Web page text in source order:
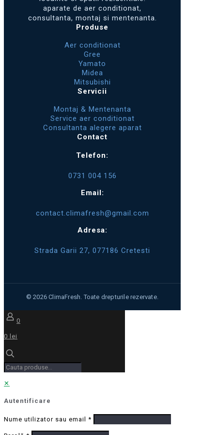
aparate de aer conditionat,
consultanta, montaj si mentenanta.
Produse
Aer conditionat
Gree
Yamato
Midea
Mitsubishi
Servicii
Montaj & Mentenanta
Service aer conditionat
Consultanta alegere aparat
Contact
Telefon:
0731 004 156
Email:
contact.climafresh@gmail.com
Adresa:
Strada Garii 27, 077186 Cretesti
0
0 lei
✕
Autentificare
Nume utilizator sau email *